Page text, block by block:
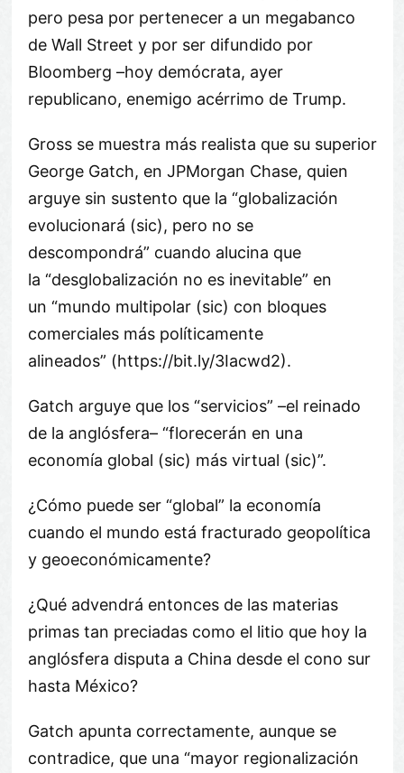
pero pesa por pertenecer a un megabanco
de Wall Street y por ser difundido por
Bloomberg –hoy demócrata, ayer
republicano, enemigo acérrimo de Trump.
Gross se muestra más realista que su superior
George Gatch, en JPMorgan Chase, quien
arguye sin sustento que la globalización
evolucionará (sic), pero no se
descompondrá
cuando alucina que
la desglobalización no es inevitable
en
un mundo multipolar (sic) con bloques
comerciales más políticamente
alineados
(https://bit.ly/3Iacwd2).
Gatch arguye que los servicios –el reinado
de la anglósfera– florecerán en una
economía global (sic) más virtual (sic) .
¿Cómo puede ser global
la economía
cuando el mundo está fracturado geopolítica
y geoeconómicamente?
¿Qué advendrá entonces de las materias
primas tan preciadas como el litio que hoy la
anglósfera disputa a China desde el cono sur
hasta México?
Gatch apunta correctamente, aunque se
contradice, que una mayor regionalización